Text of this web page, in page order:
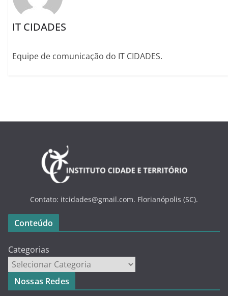
IT CIDADES
Equipe de comunicação do IT CIDADES.
Contato: itcidades@gmail.com. Florianópolis (SC).
Conteúdo
Categorias
Nossas Redes